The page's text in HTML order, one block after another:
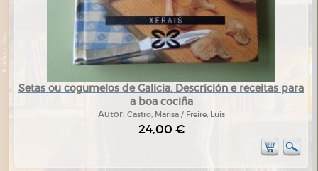
Setas ou cogumelos de Galicia. Descrición e receitas para
a boa cociña
Autor: Castro, Marisa / Freire, Luis
24,00 €